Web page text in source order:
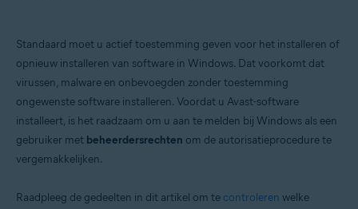
Besturingssystemen:
Microsoft Windows 10 Home / Pro / Enterprise / Education – 32-/64-bits
Microsoft Windows 8.1 / Pro / Enterprise – 32-/64-bits
Enterprise / Ultimate – Service Pack 2, 32-/64-bits
Standaard moet u actief toestemming geven voor het installeren of
opnieuw installeren van software in Windows. Dat voorkomt dat
virussen, malware en onbevoegden zonder toestemming
ongewenste software installeren. Voordat u Avast-software
installeert, is het raadzaam om u aan te melden bij Windows als een
gebruiker met beheerdersrechten om de autorisatieprocedure te
vergemakkelijken.
Raadpleeg de gedeelten in dit artikel om te controleren welke